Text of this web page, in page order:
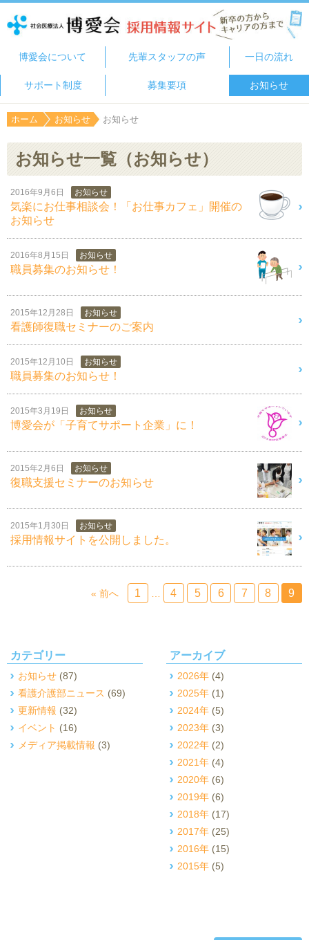
博愛会について 先輩スタッフの声 一日の流れ
サポート制度 募集要項 お知らせ
ホーム お知らせ お知らせ
お知らせ一覧（お知らせ）
2016年9月6日 お知らせ
気楽にお仕事相談会！「お仕事カフェ」開催の
お知らせ
2016年8月15日 お知らせ
職員募集のお知らせ！
2015年12月28日 お知らせ
看護師復職セミナーのご案内
2015年12月10日 お知らせ
職員募集のお知らせ！
2015年3月19日 お知らせ
博愛会が「子育てサポート企業」に！
2015年2月6日 お知らせ
復職支援セミナーのお知らせ
2015年1月30日 お知らせ
採用情報サイトを公開しました。
« 前へ 1 4 5 6 7 8 9
カテゴリー
お知らせ (87)
看護介護部ニュース (69)
更新情報 (32)
イベント (16)
メディア掲載情報 (3)
アーカイブ
2026年 (4)
2025年 (1)
2024年 (5)
2023年 (3)
2022年 (2)
2021年 (4)
2020年 (6)
2019年 (6)
2018年 (17)
2017年 (25)
2016年 (15)
2015年 (5)